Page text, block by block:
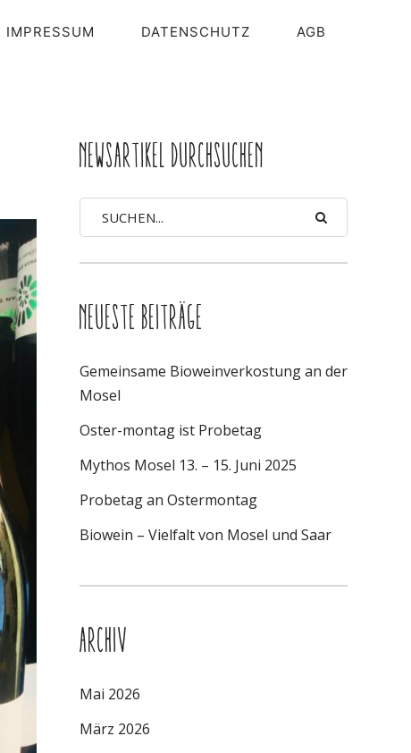
IMPRESSUM DATENSCHUTZ AGB
NEWSARTIKEL DURCHSUCHEN
NEUESTE BEITRÄGE
Gemeinsame Bioweinverkostung an der
Mosel
Oster-montag ist Probetag
Mythos Mosel 13. – 15. Juni 2025
Probetag an Ostermontag
Biowein – Vielfalt von Mosel und Saar
ARCHIV
Mai 2026
März 2026